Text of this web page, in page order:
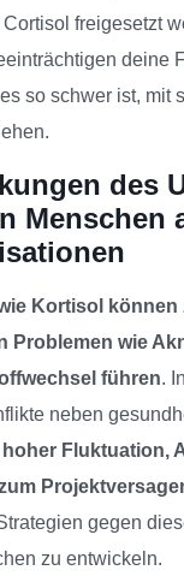
freigesetzt
deine
so schwer ist, mit
des
Menschen
Kortisol können
Problemen wie
führen.
neben
hoher Fluktuation,
gegen
zu entwickeln.